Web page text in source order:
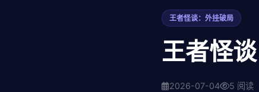
王者怪谈：外挂破局
王者怪
2026-07-04 5 阅读